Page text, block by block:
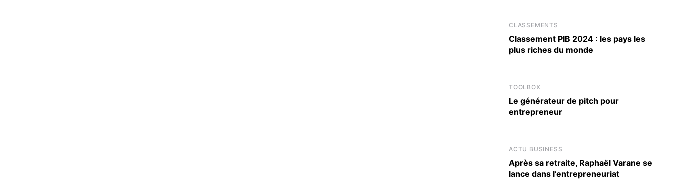
CLASSEMENTS
Classement PIB 2024 : les pays les
plus riches du monde
TOOLBOX
Le générateur de pitch pour
entrepreneur
ACTU BUSINESS
Après sa retraite, Raphaël Varane se
lance dans l’entrepreneuriat